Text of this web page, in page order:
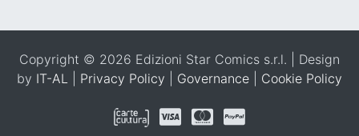
Copyright © 2026 Edizioni Star Comics s.r.l. | Design
by IT-AL Privacy Policy Governance Cookie Policy